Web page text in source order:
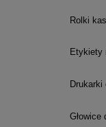
Rolki
Etykiety
Drukarki
Głowice